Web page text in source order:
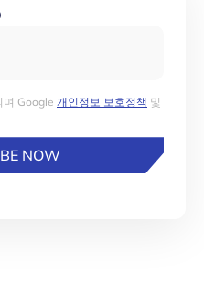
며 Google 개인정보 보호정책 및
NOW